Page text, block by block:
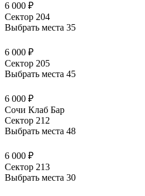
6 000 ₽
Сектор 204
Выбрать места 35
6 000 ₽
Сектор 205
Выбрать места 45
6 000 ₽
Сочи Клаб Бар
Сектор 212
Выбрать места 48
6 000 ₽
Сектор 213
Выбрать места 30